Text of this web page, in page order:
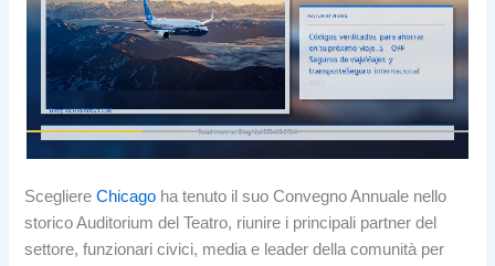
ScegliereChicago ha tenuto il suo Convegno Annuale nello
storico Auditorium del Teatro, riunire i principali partner del
settore, funzionari civici, media e leader della comunità per